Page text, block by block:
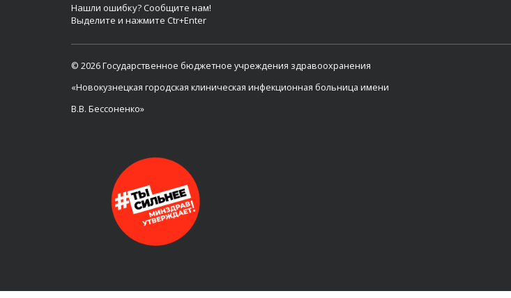
Нашли ошибку? Сообщите нам!
Выделите и нажмите Ctr+Enter
© 2026 Государственное бюджетное учреждения здравоохранения
«Новокузнецкая городская клиническая инфекционная больница имени
В.В. Бессоненко»